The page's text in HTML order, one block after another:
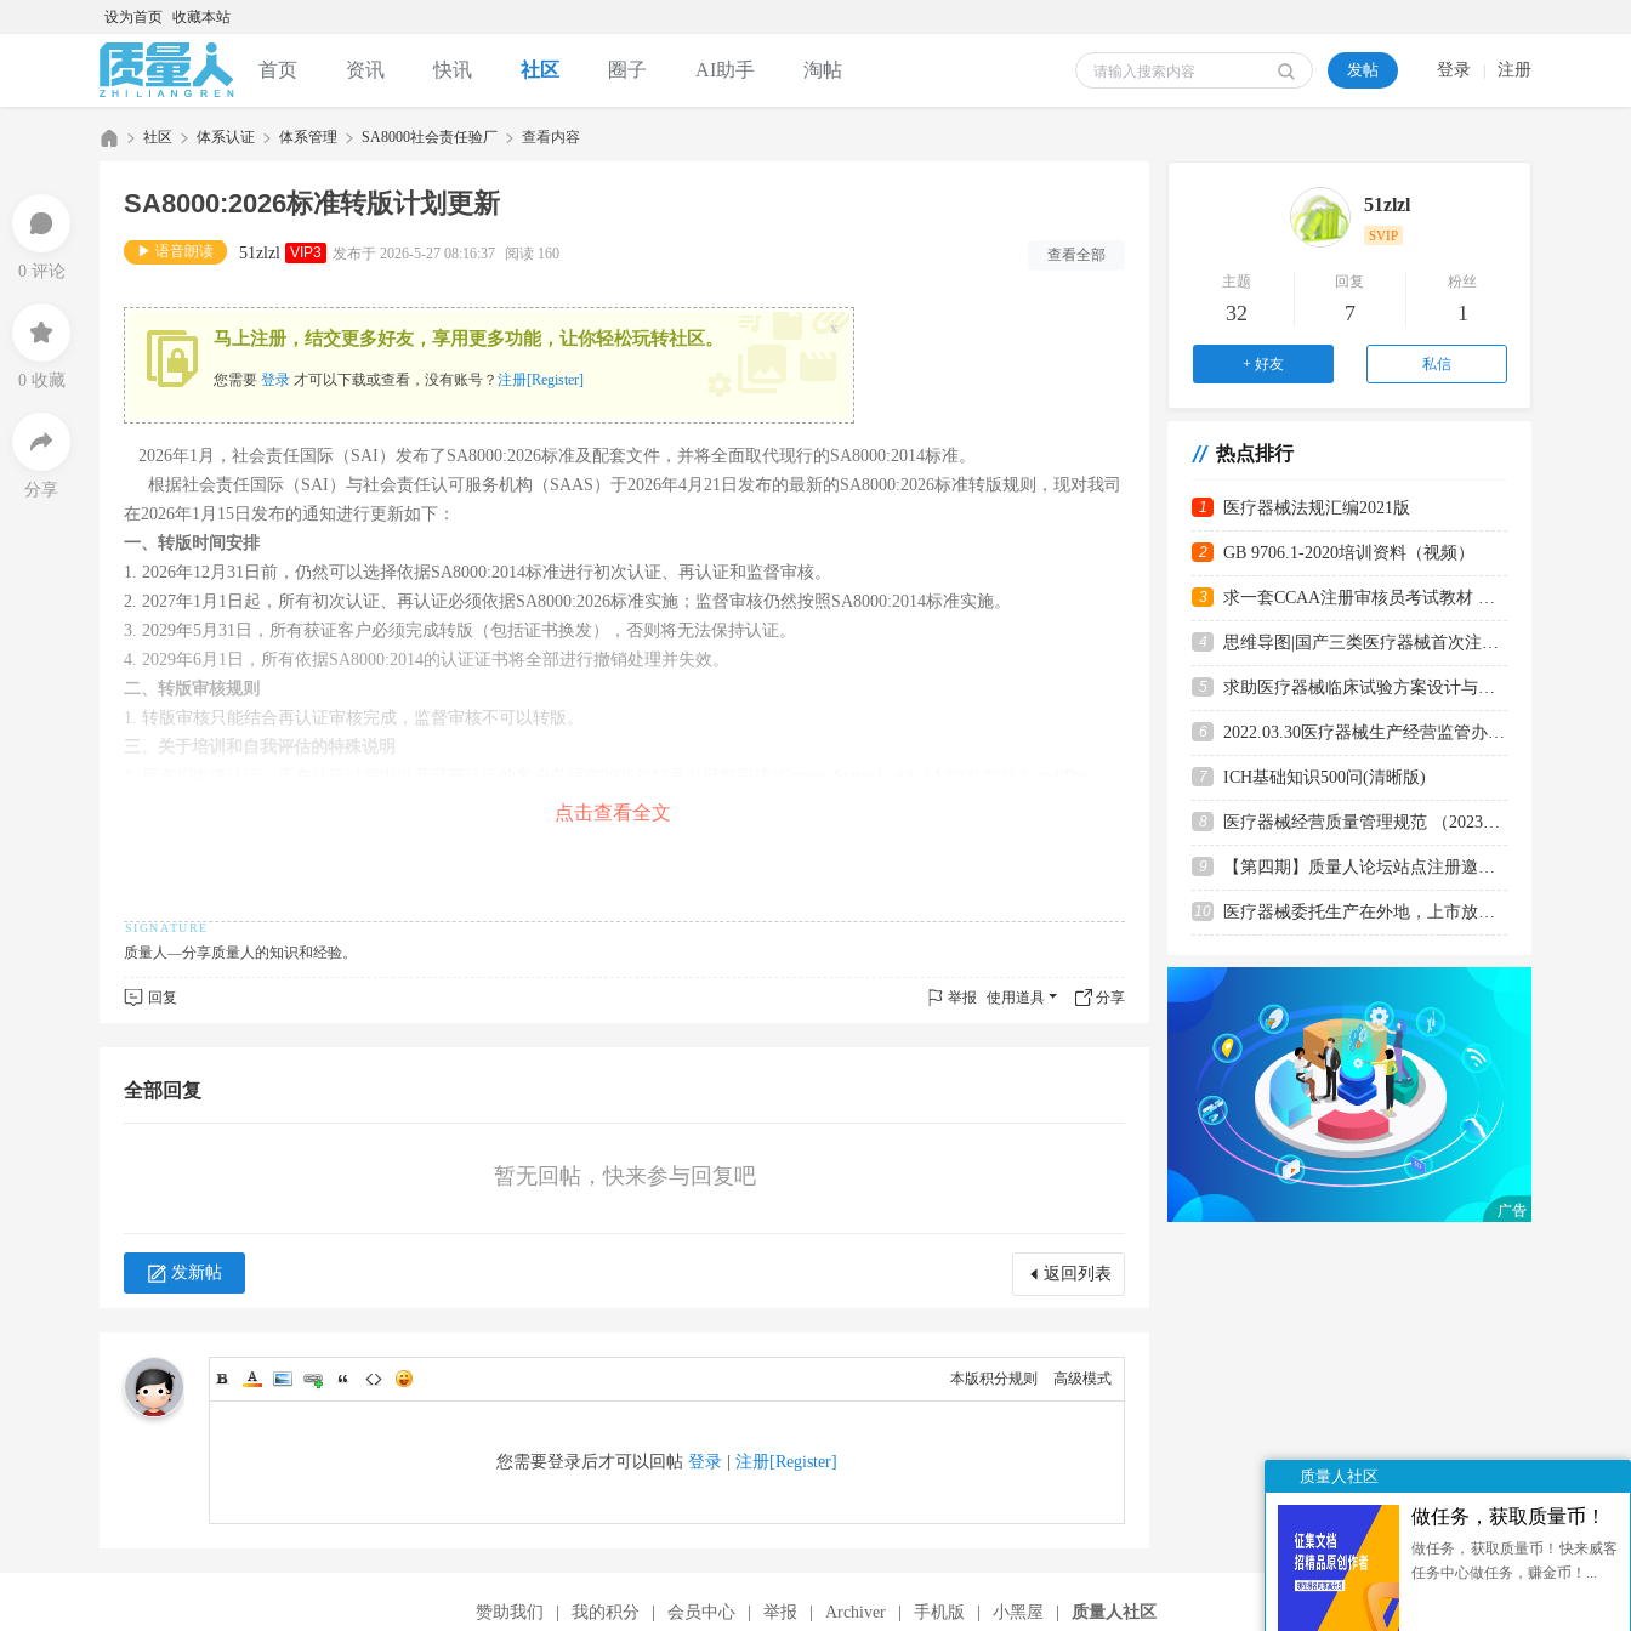
设为首页 收藏本站
注册
登录
发帖
首页 资讯 快讯 社区 圈子 AI助手 淘帖
积分购买卡密
»
社区
›
体系认证 体系管理 SA8000社会责任验厂 查看内容
0 评论
0 收藏
分享
SA8000:2026标准转版计划更新
51zlzl VIP3 发布于 2026-5-27 08:16:37 阅读 160 查看全部
▶ 语音朗读
马上注册，结交更多好友，享用更多功能，让你轻松玩转社区。
您需要 登录 才可以下载或查看，没有账号？ 注册[Register]
x
2026年1月，社会责任国际（SAI）发布了SA8000:2026标准及配套文件，并将全面取代现行的SA8000:2014标准。
根据社会责任国际（SAI）与社会责任认可服务机构（SAAS）于2026年4月21日发布的最新的SA8000:2026标准转版规则，现对我司
在2026年1月15日发布的通知进行更新如下：
一、转版时间安排
1. 2026年12月31日前，仍然可以选择依据SA8000:2014标准进行初次认证、再认证和监督审核。
2. 2027年1月1日起，所有初次认证、再认证必须依据SA8000:2026标准实施；监督审核仍然按照SA8000:2014标准实施。
3. 2029年5月31日，所有获证客户必须完成转版（包括证书换发），否则将无法保持认证。
4. 2029年6月1日，所有依据SA8000:2014的认证证书将全部进行撤销处理并失效。
二、转版审核规则
1. 转版审核只能结合再认证审核完成，监督审核不可以转版。
三、关于培训和自我评估的特殊说明
四、管理体系成熟度声明（MSMD）
1. SA8000:2014 获证客户：转版前仍需保留 MSMD。
五、SA8000:2026标准的主要变化
作时间、工资福利条款，强调体面工资与工时保障。
3. 为转版审核做准备：
1) 开展差异分析，以明确现行政策、流程和做法需在哪些方面进行更新，从而满足SA8000:2026的要求。审核组将在审核期间对该差距
2) 更新所有与SA8000相关的程序、文件和政策，以体现SA8000:2026的要求。在可行的情况下，应尽快开始进行这些更改，而非等到
审核时才处理。在转版审核期间，审核组将评估客户对SA8000:2026的实施情况，并特别关注SA8000:2026标准中引入的重大变更。
七、继续教育的要求
点击查看全文
质量人—分享质量人的知识和经验。
回复 举报 使用道具 分享
全部回复
暂无回帖，快来参与回复吧
返回列表
发新帖
本版积分规则 高级模式
您需要登录后才可以回帖 登录 注册[Register]
51zlzl
SVIP
主题
32
回复
7
粉丝
1
+ 好友 私信
热点排行
1 医疗器械法规汇编2021版
2 GB 9706.1-2020培训资料（视频）
3 求一套CCAA注册审核员考试教材 第二版
4 思维导图|国产三类医疗器械首次注册-申报前准备工作
5 求助医疗器械临床试验方案设计与统计分析培训相关资料
6 2022.03.30医疗器械生产经营监管办法宣贯会培训课件资料
7 ICH基础知识500问(清晰版)
8 医疗器械经营质量管理规范 （2023年版）
9 【第四期】质量人论坛站点注册邀请码免费推送
10 医疗器械委托生产在外地，上市放行可以远程审核吗
质量人社区
做任务，获取质量币！
做任务，获取质量币！快来威客
任务中心做任务，赚金币！...
赞助我们 我的积分 会员中心 举报 Archiver 手机版 小黑屋 质量人社区